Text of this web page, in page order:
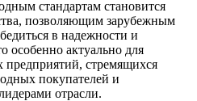
стандартам становится
позволяющим зарубежным
в надежности и
особенно актуально для
предприятий, стремящихся
покупателей и
отрасли.